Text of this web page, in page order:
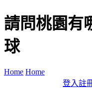
請問桃園有
球
Home Home
登入註